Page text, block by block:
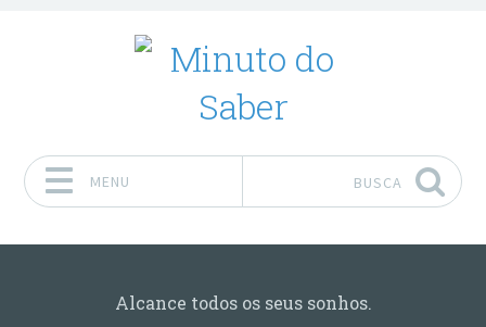
MENU BUSCA
Alcance todos os seus sonhos.